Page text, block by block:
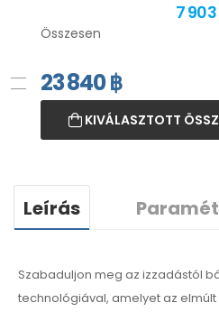
7 903
Összesen
23 840฿
KIVÁLASZTOTT
Leírás
Szabaduljon meg az izzadástól
technológiával, amelyet az